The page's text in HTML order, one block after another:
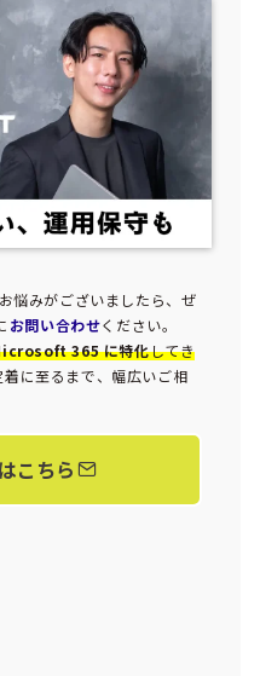
悩みがございましたら、ぜ
お問い合わせください。
365 に特化してき
に至るまで、幅広いご相
こちら